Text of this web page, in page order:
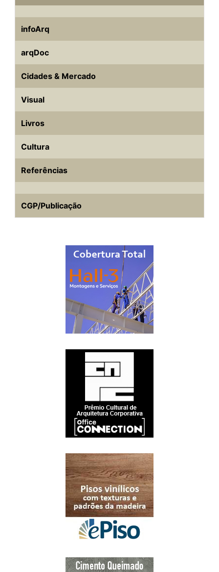
infoArq
arqDoc
Cidades & Mercado
Visual
Livros
Cultura
Referências
CGP/Publicação